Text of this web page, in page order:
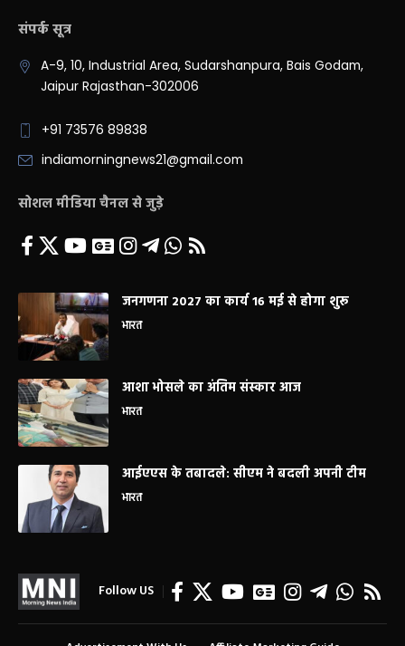
संपर्क सूत्र
A-9, 10, Industrial Area, Sudarshanpura, Bais Godam,
Jaipur Rajasthan-302006
+91 73576 89838
indiamorningnews21@gmail.com
सोशल मीडिया चैनल से जुड़े
जनगणना 2027 का कार्य 16 मई से होगा शुरू
भारत
आशा भोसले का अंतिम संस्कार आज
भारत
आईएएस के तबादले: सीएम ने बदली अपनी टीम
भारत
Follow US